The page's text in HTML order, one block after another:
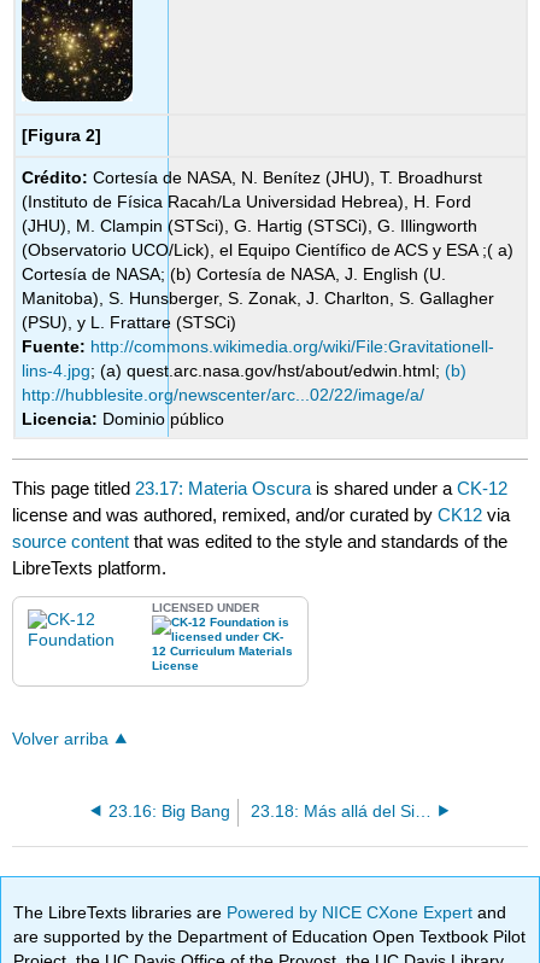
[Figura 2]
Crédito: Cortesía de NASA, N. Benítez (JHU), T. Broadhurst
(Instituto de Física Racah/La Universidad Hebrea), H. Ford
(JHU), M. Clampin (STSci), G. Hartig (STSCi), G. Illingworth
(Observatorio UCO/Lick), el Equipo Científico de ACS y ESA ;( a)
Cortesía de NASA; (b) Cortesía de NASA, J. English (U.
Manitoba), S. Hunsberger, S. Zonak, J. Charlton, S. Gallagher
(PSU), y L. Frattare (STSCi)
Fuente: http://commons.wikimedia.org/wiki/File:Gravitationell-
lins-4.jpg; (a) quest.arc.nasa.gov/hst/about/edwin.html;(b)
http://hubblesite.org/newscenter/arc...02/22/image/a/
Licencia: Dominio público
This page titled 23.17: Materia Oscura is shared under aCK-12
license and was authored, remixed, and/or curated byCK12 via
source content that was edited to the style and standards of the
LibreTexts platform.
LICENSED UNDER
Volver arriba
23.16: Big Bang 23.18: Más allá del Sistema Solar- Desafío 3
The LibreTexts libraries are Powered by NICE CXone Expertand
are supported by the Department of Education Open Textbook Pilot